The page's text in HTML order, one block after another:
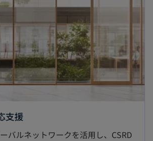
支援
バルネットワークを活用し、CSRD